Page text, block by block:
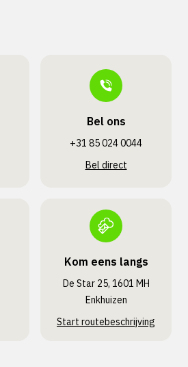
Bel ons
+31 85 024 0044
Bel direct
Kom eens langs
De Star 25, 1601 MH
Enkhuizen
Start routebeschrijving